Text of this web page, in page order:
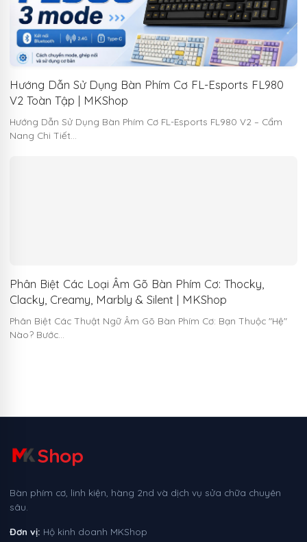
Hướng Dẫn Sử Dụng Bàn Phím Cơ FL-Esports FL980
V2 Toàn Tập | MKShop
Hướng Dẫn Sử Dụng Bàn Phím Cơ FL-Esports FL980 V2 – Cẩm
Nang Chi Tiết…
Phân Biệt Các Loại Âm Gõ Bàn Phím Cơ: Thocky,
Clacky, Creamy, Marbly & Silent | MKShop
Phân Biệt Các Thuật Ngữ Âm Gõ Bàn Phím Cơ: Bạn Thuộc "Hệ"
Nào? Bước…
Shop
Bàn phím cơ, linh kiện, hàng 2nd và dịch vụ sửa chữa chuyên
sâu.
Đơn vị: Hộ kinh doanh MKShop